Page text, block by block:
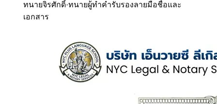
ทนายจิรศักดิ์·ทนายผู้ทำคำรับรองลายมือชื่อและ
เอกสาร